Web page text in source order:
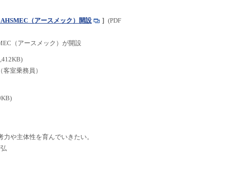
（アースメック）開設 ］ (PDF
（アースメック）が開設
室乗務員）
力や主体性を育んでいきたい。